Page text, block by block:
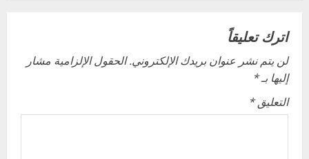
v
i
g
اترك تعليقاً
لن يتم نشر عنوان بريدك الإلكتروني. الحقول الإلزامية مشار
إليها بـ*
التعليق*